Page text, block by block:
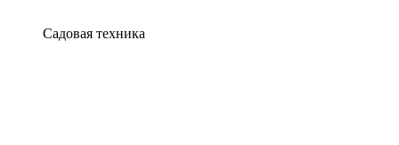
Садовая техника